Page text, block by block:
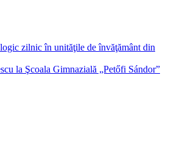
zilnic în unităţile de învăţământ din
la Şcoala Gimnazială „Petőfi Sándor”